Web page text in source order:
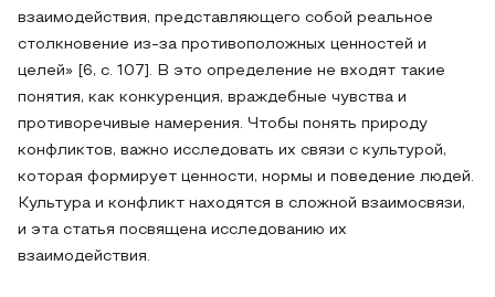
взаимодействия, представляющего собой реальное
столкновение из-за противоположных ценностей и
целей» [6, с. 107]. В это определение не входят такие
понятия, как конкуренция, враждебные чувства и
противоречивые намерения. Чтобы понять природу
конфликтов, важно исследовать их связи с культурой,
которая формирует ценности, нормы и поведение людей.
Культура и конфликт находятся в сложной взаимосвязи,
и эта статья посвящена исследованию их
взаимодействия.